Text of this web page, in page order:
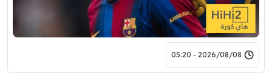
2026/08/08 - 05:20